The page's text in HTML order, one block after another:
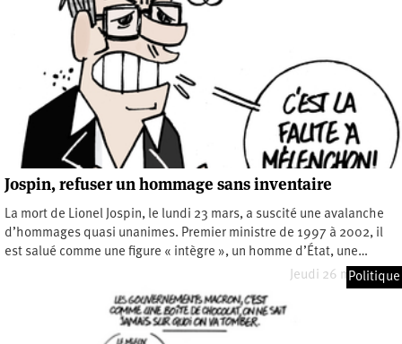
Jospin, refuser un hommage sans inventaire
La mort de Lionel Jospin, le lundi 23 mars, a suscité une avalanche
d’hommages quasi unanimes. Premier ministre de 1997 à 2002, il
est salué comme une figure « intègre », un homme d’État, une…
Jeudi 26 mars 2026
Politique